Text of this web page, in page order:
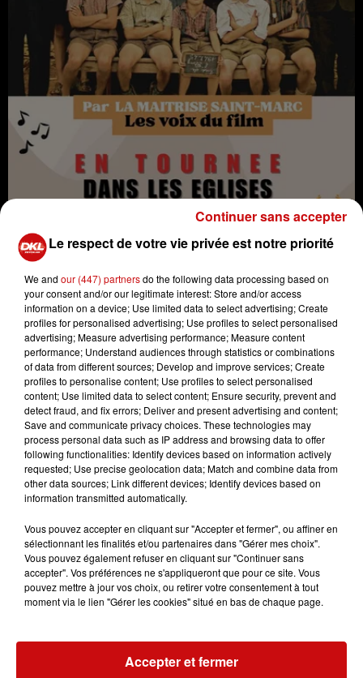
Pour célébrer les 20 ans du film culte "Les Choristes", la
Maîtrise Saint-Marc, référence du chant choral d'enfants
en France, se produit à l'église Saint Étienne de
Mulhouse. Sous la direction artistique de Nicolas Porte,
fondateur et chef de chœur historique, les jeunes
choristes interpréteront les plus beaux airs du film
comme "Vois sur ton chemin", "Caresse sur l'océan", et
"Cerf-volant", ainsi que des titres inédits spécialement
composés pour cet anniversaire. Une expérience
musicale inoubliable qui fera revivre la magie et
l'émotion de cette œuvre intemporelle.
Ajouter à votre calendrier
Date
du13 décembre 2025 à 20h00
Le respect de votre vie privée est notre priorité
We and our (447) partnersdo the following data processing based on
your consent and/or our legitimate interest: Store and/or access
information on a device; Use limited data to select advertising; Create
profiles for personalised advertising; Use profiles to select personalised
advertising; Measure advertising performance; Measure content
performance; Understand audiences through statistics or combinations
of data from different sources; Develop and improve services; Create
profiles to personalise content; Use profiles to select personalised
content; Use limited data to select content; Ensure security, prevent and
detect fraud, and fix errors; Deliver and present advertising and content;
Save and communicate privacy choices. These technologies may
process personal data such as IP address and browsing data to offer
following functionalities: Identify devices based on information actively
requested; Use precise geolocation data; Match and combine data from
other data sources; Link different devices; Identify devices based on
information transmitted automatically.
Vous pouvez accepter en cliquant sur "Accepter et fermer", ou affiner en
sélectionnant les finalités et/ou partenaires dans "Gérer mes choix".
Vous pouvez également refuser en cliquant sur "Continuer sans
accepter". Vos préférences ne s'appliqueront que pour ce site. Vous
pouvez mettre à jour vos choix, ou retirer votre consentement à tout
moment via le lien "Gérer les cookies" situé en bas de chaque page.
Accepter et fermer
Continuer sans accepter